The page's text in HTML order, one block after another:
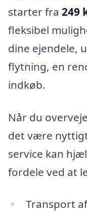
starter fra 249
fleksibel
dine ejendele,
flytning, en
indkøb.
Når du
det være
service kan
fordele ved at
Transport